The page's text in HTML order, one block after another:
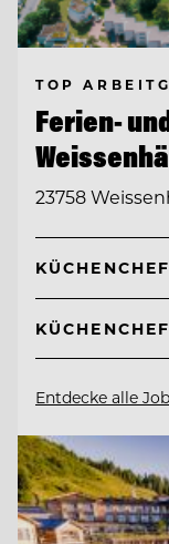
TOP
Ferien-
23758
Entdecke alle